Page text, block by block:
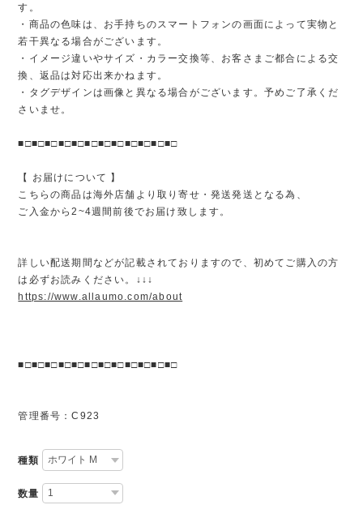
す。
・商品の色味は、お手持ちのスマートフォンの画面によって実物と
若干異なる場合がございます。
・イメージ違いやサイズ・カラー交換等、お客さまご都合による交
換、返品は対応出来かねます。
・タグデザインは画像と異なる場合がございます。予めご了承くだ
さいませ。
■□■□■□■□■□■□■□■□■□■□■□■□
【 お届けについて 】
こちらの商品は海外店舗より取り寄せ・発送発送となる為、
ご入金から2~4週間前後でお届け致します。
詳しい配送期間などが記載されておりますので、初めてご購入の方
は必ずお読みください。↓↓↓
https://www.allaumo.com/about
■□■□■□■□■□■□■□■□■□■□■□■□
管理番号：C923
種類
数量